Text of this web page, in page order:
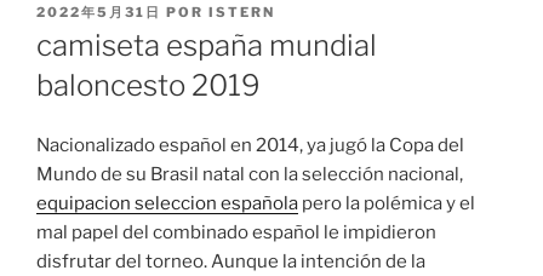
PUBLICADO
2022年5月31日 POR ISTERN
camiseta españa mundial
baloncesto 2019
Nacionalizado español en 2014, ya jugó la Copa del
Mundo de su Brasil natal con la selección nacional,
equipacion seleccion española pero la polémica y el
mal papel del combinado español le impidieron
disfrutar del torneo. Aunque la intención de la